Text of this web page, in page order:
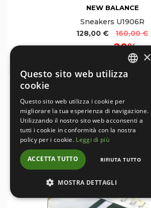
NEW BALANCE
Sneakers U1906R
128,00 €
160,00 €
Sconto20%
×
Questo sito web utilizza
cookie
Questo sito web utilizza i cookie per
migliorare la tua esperienza di navigazione.
Utilizzando il nostro sito web acconsenti a
tutti i cookie in conformità con la nostra
policy per i cookie. Leggi di più
ACCETTA TUTTO RIFIUTA TUTTO
MOSTRA DETTAGLI